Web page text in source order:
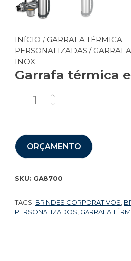
INÍCIO / GARRAFA TÉRMICA
PERSONALIZADAS /
INOX
Garrafa térmica
ORÇAMENTO
SKU: GA8700
TAGS: BRINDES CORPORATIVOS
PERSONALIZADOS GARRAFA